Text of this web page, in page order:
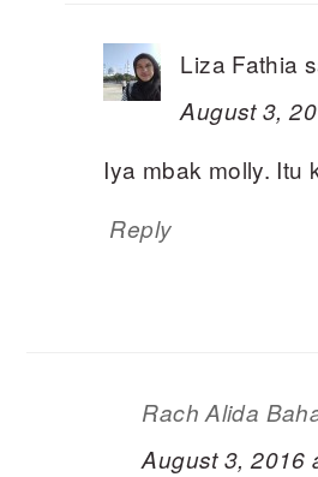
Liza Fathia
August 3,
Iya mbak molly. Itu
Reply
Rach Alida
August 3, 2016